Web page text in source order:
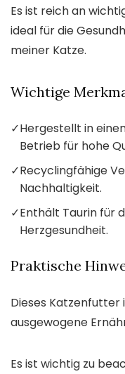
Es ist reich an
ideal für die
meiner Katze.
Wichtige
✓Hergestellt in
Betrieb für hohe
✓Recyclingfähige
Nachhaltigkeit.
✓Enthält Taurin für
Herzgesundheit.
Praktische
Dieses Katzenfutter
ausgewogene
Es ist wichtig zu